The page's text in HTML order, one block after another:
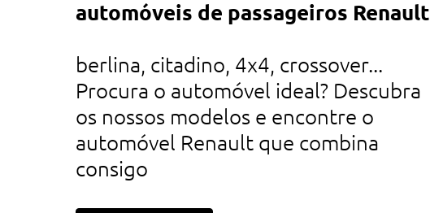
automóveis de passageiros Renault
berlina, citadino, 4x4, crossover...
Procura o automóvel ideal? Descubra
os nossos modelos e encontre o
automóvel Renault que combina
consigo